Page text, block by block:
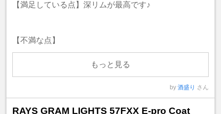
【満足している点】深リムが最高です♪
【不満な点】
もっと見る
by 酒盛り さん
RAYS GRAM LIGHTS 57FXX E-pro Coat